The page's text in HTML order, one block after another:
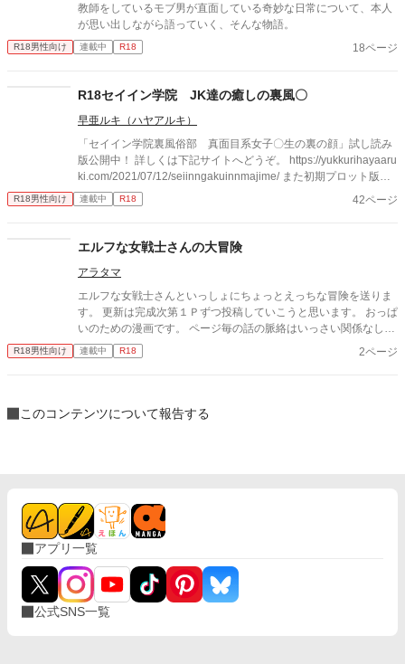
教師をしているモブ男が直面している奇妙な日常について、本人
が思い出しながら語っていく、そんな物語。
R18男性向け 連載中 R18 18ページ
R18セイイン学院 JK達の癒しの裏風〇
早亜ルキ（ハヤアルキ）
「セイイン学院裏風俗部 真面目系女子〇生の裏の顔」試し読み
版公開中！ 詳しくは下記サイトへどうぞ。 https://yukkurihayaaru
ki.com/2021/07/12/seiinngakuinnmajime/ また初期プロット版の
エロイラスト追加小説も自サイトで公開しています。よろしけれ
ばどうぞ。 https://yukkurihayaaruki.com/2021/07/23/seiinnshokip
です ヒトクチエロ漫画シリーズ。 twitter/ppprtppp https://yukkurih
ayaaruki.com←自サイトで先行公開中 〇風俗部利用ルール 女の
子と楽しく過ごすことができる部活ですがルールは守りましょ
う。 女の子の嫌がることはしない。 暴力行為禁止。 女の子が許
可していない行為禁止。 女の子が提示したルールを守ること。 金
銭の授受はお互い納得したうえで
R18男性向け 連載中 R18 42ページ
エルフな女戦士さんの大冒険
アラタマ
エルフな女戦士さんといっしょにちょっとえっちな冒険を送りま
す。 更新は完成次第１Ｐずつ投稿していこうと思います。 おっぱ
いのための漫画です。 ページ毎の話の脈絡はいっさい関係なしで
す！ ストーリーよりもおっぱいを優先します。お気を付け下さい
ｗ
R18男性向け 連載中 R18 2ページ
このコンテンツについて報告する
アプリ一覧
公式SNS一覧